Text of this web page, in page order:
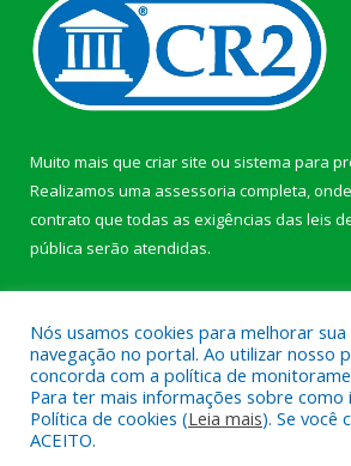
Muito mais que criar site ou sistema para
Realizamos uma assessoria completa,
contrato que todas as exigências das leis
pública serão atendidas.
Todos os direitos reservados a
Nós usamos cookies para melhorar
navegação no portal. Ao utilizar nosso
concorda com a política de
Para ter mais informações sobre como
Política de cookies (Leia mais). Se você
ACEITO.